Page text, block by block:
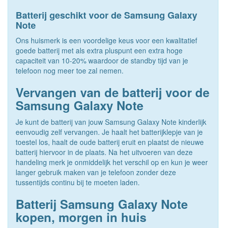
Batterij geschikt voor de Samsung Galaxy
Note
Ons huismerk is een voordelige keus voor een kwalitatief
goede batterij met als extra pluspunt een extra hoge
capaciteit van 10-20% waardoor de standby tijd van je
telefoon nog meer toe zal nemen.
Vervangen van de batterij voor de
Samsung Galaxy Note
Je kunt de batterij van jouw Samsung Galaxy Note kinderlijk
eenvoudig zelf vervangen. Je haalt het batterijklepje van je
toestel los, haalt de oude batterij eruit en plaatst de nieuwe
batterij hiervoor in de plaats. Na het uitvoeren van deze
handeling merk je onmiddelijk het verschil op en kun je weer
langer gebruik maken van je telefoon zonder deze
tussentijds continu bij te moeten laden.
Batterij Samsung Galaxy Note
kopen, morgen in huis